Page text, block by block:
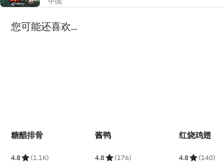
您可能还喜欢...
糖醋排骨
4.8 (1.1K)
酱鸭
4.8 (176)
红烧鸡翅
4.8 (140)